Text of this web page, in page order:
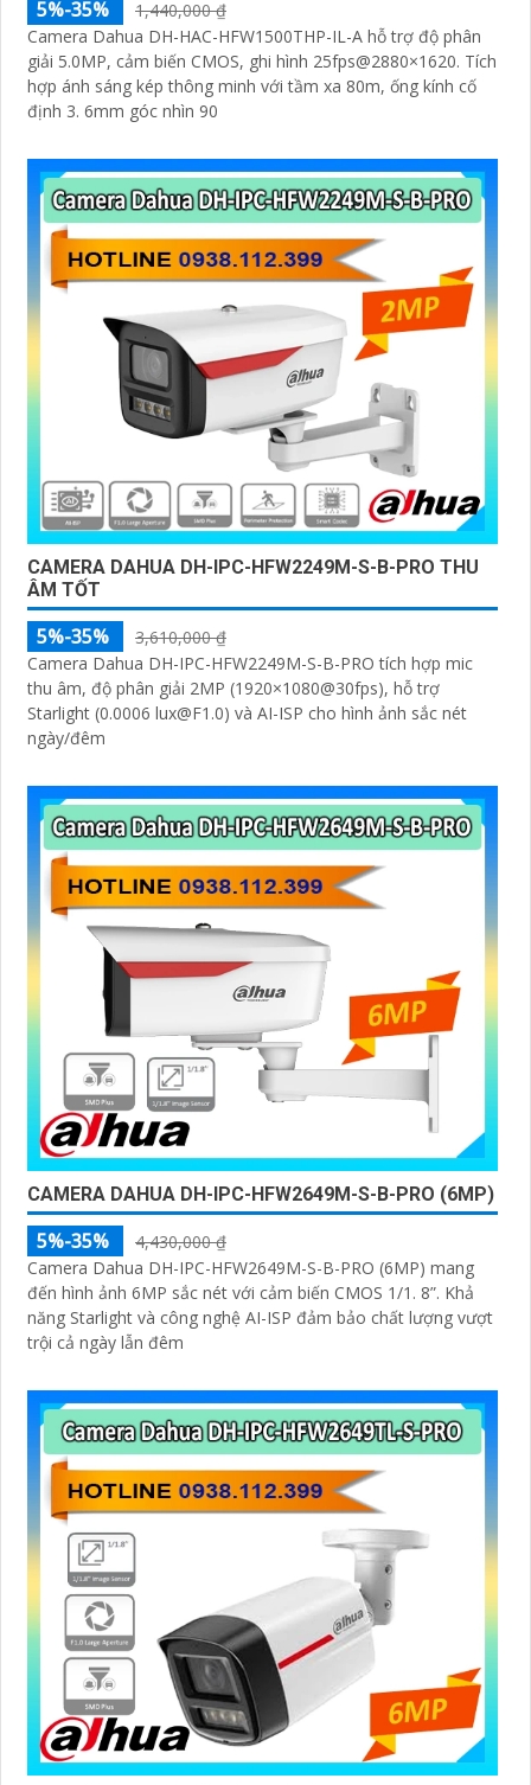
5%-35%
1,440,000 ₫
Camera Dahua DH-HAC-HFW1500THP-IL-A hỗ trợ độ phân
giải 5.0MP, cảm biến CMOS, ghi hình 25fps@2880×1620. Tích
hợp ánh sáng kép thông minh với tầm xa 80m, ống kính cố
định 3. 6mm góc nhìn 90
CAMERA DAHUA DH-IPC-HFW2249M-S-B-PRO THU
ÂM TỐT
5%-35%
3,610,000 ₫
Camera Dahua DH-IPC-HFW2249M-S-B-PRO tích hợp mic
thu âm, độ phân giải 2MP (1920×1080@30fps), hỗ trợ
Starlight (0.0006 lux@F1.0) và AI-ISP cho hình ảnh sắc nét
ngày/đêm
CAMERA DAHUA DH-IPC-HFW2649M-S-B-PRO (6MP)
5%-35%
4,430,000 ₫
Camera Dahua DH-IPC-HFW2649M-S-B-PRO (6MP) mang
đến hình ảnh 6MP sắc nét với cảm biến CMOS 1/1. 8”. Khả
năng Starlight và công nghệ AI-ISP đảm bảo chất lượng vượt
trội cả ngày lẫn đêm